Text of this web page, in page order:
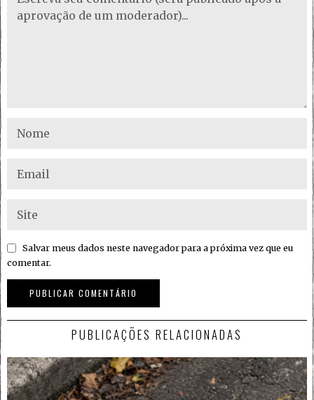
Salvar meus dados neste navegador para a próxima vez que eu
comentar.
PUBLICAÇÕES RELACIONADAS